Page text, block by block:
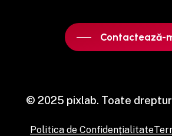
Contactează-
© 2025 pixlab. Toate
Politica de Confidențialitate